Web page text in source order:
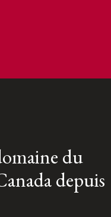
du
depuis